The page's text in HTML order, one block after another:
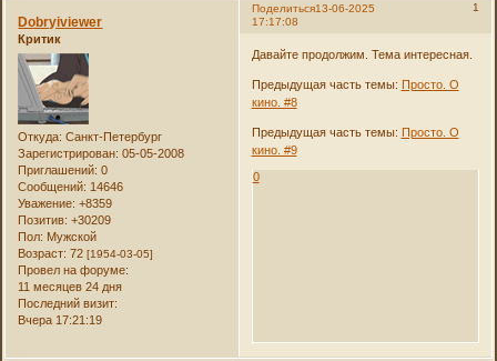
Поделиться 1
13-06-2025
17:17:08
Dobryiviewer
Критик
Откуда: Санкт-Петербург
Зарегистрирован: 05-05-2008
Приглашений: 0
Сообщений: 14646
Уважение: +8359
Позитив: +30209
Пол: Мужской
Возраст: 72[1954-03-05]
Провел на форуме:
11 месяцев 24 дня
Последний визит:
Вчера 17:21:19
Давайте продолжим. Тема интересная.
Предыдущая часть темы: Просто. О
кино. #8
Предыдущая часть темы: Просто. О
кино. #9
0